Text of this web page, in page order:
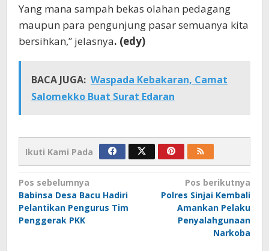
Yang mana sampah bekas olahan pedagang
maupun para pengunjung pasar semuanya kita
bersihkan,” jelasnya. (edy)
BACA JUGA: Waspada Kebakaran, Camat
Salomekko Buat Surat Edaran
Ikuti Kami Pada
Navigasi
pos
Pos sebelumnya
Babinsa Desa Bacu Hadiri
Pelantikan Pengurus Tim
Penggerak PKK
Pos berikutnya
Polres Sinjai Kembali
Amankan Pelaku
Penyalahgunaan
Narkoba